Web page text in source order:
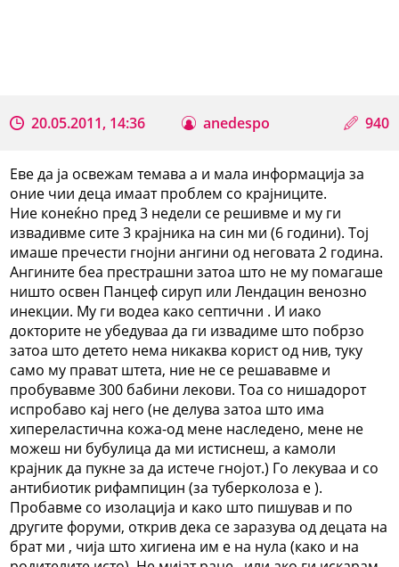
20.05.2011, 14:36 anedespo 940
Еве да ја освежам темава а и мала информација за
оние чии деца имаат проблем со крајниците.
Ние конеќно пред 3 недели се решивме и му ги
извадивме сите 3 крајника на син ми (6 години). Тој
имаше пречести гнојни ангини од неговата 2 година.
Ангините беа престрашни затоа што не му помагаше
ништо освен Панцеф сируп или Лендацин венозно
инекции. Му ги водеа како септични . И иако
докторите не убедуваа да ги извадиме што побрзо
затоа што детето нема никаква корист од нив, туку
само му прават штета, ние не се решававме и
пробувавме 300 бабини лекови. Тоа со нишадорот
испробаво кај него (не делува затоа што има
хипереластична кожа-од мене наследено, мене не
можеш ни бубулица да ми истиснеш, а камоли
крајник да пукне за да истече гнојот.) Го лекуваа и со
антибиотик рифампицин (за туберколоза е ).
Пробавме со изолација и како што пишував и по
другите форуми, открив дека се заразува од децата на
брат ми , чија што хигиена им е на нула (како и на